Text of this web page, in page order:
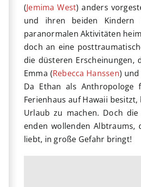
(Jemima West) anders
und ihren beiden Kindern
paranormalen Aktivitäten
doch an eine
die düsteren Erscheinungen,
Emma (Rebecca Hanssen)
Da Ethan als Anthropologe
Ferienhaus auf Hawaii
Urlaub zu machen. Doch
enden wollenden
liebt, in große Gefahr bringt!